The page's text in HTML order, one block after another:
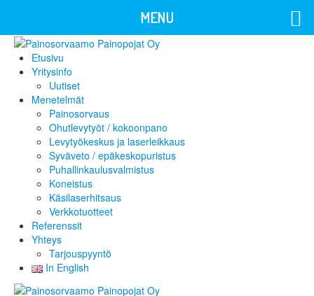
Etusivu
Yritysinfo
Uutiset
Menetelmät
Painosorvaus
Ohutlevytyöt / kokoonpano
Levytyökeskus ja laserleikkaus
Syväveto / epäkeskopuristus
Puhallinkaulusvalmistus
Koneistus
Käsilaserhitsaus
Verkkotuotteet
Referenssit
Yhteys
Tarjouspyyntö
In English
MENU